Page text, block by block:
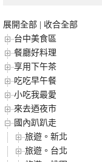
展開全部
收合全部
台中美食區
餐廳好料理
享用下午茶
吃吃早午餐
小吃我最愛
來去迺夜市
國內趴趴走
旅遊。新北
旅遊。台北